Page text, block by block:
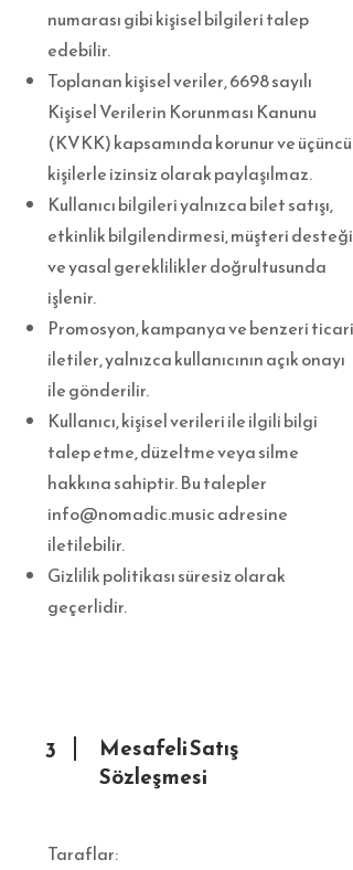
numarası gibi kişisel bilgileri talep
edebilir.
Toplanan kişisel veriler, 6698 sayılı
Kişisel Verilerin Korunması Kanunu
(KVKK) kapsamında korunur ve üçüncü
kişilerle izinsiz olarak paylaşılmaz.
Kullanıcı bilgileri yalnızca bilet satışı,
etkinlik bilgilendirmesi, müşteri desteği
ve yasal gereklilikler doğrultusunda
işlenir.
Promosyon, kampanya ve benzeri ticari
iletiler, yalnızca kullanıcının açık onayı
ile gönderilir.
Kullanıcı, kişisel verileri ile ilgili bilgi
talep etme, düzeltme veya silme
hakkına sahiptir. Bu talepler
info@nomadic.musicadresine
iletilebilir.
Gizlilik politikası süresiz olarak
geçerlidir.
3
Mesafeli Satış
Sözleşmesi
Taraflar: